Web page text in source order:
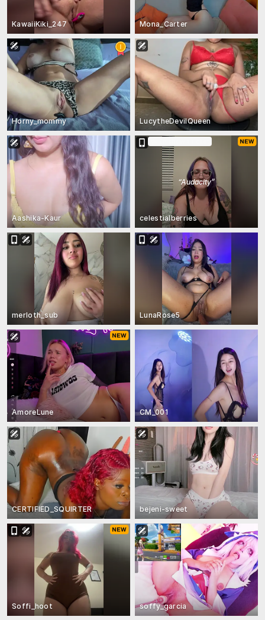
KawaiiKiki_247 Mona_Carter
Horny_mommy LucytheDevilQueen
Aashika-Kaur
“Audacity”
celestialberries
merloth_sub LunaRose5
AmoreLune CM_001
CERTIFIED_SQUIRTER bejeni-sweet
Soffi_hoot soffy_garcia